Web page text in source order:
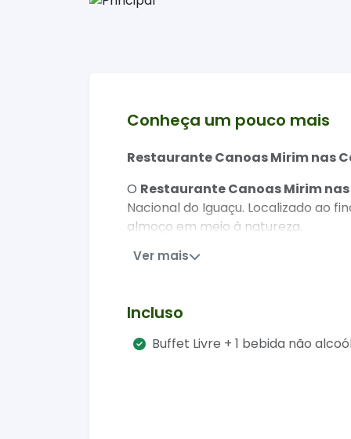
Conheça um pouco mais
Restaurante Canoas Mirim nas
O Restaurante Canoas Mirim
Nacional do Iguaçu. Localizado ao
almoço em meio à natureza.
O que está incluso no almoço?
Buffet livre completo
1 bebida não alcoólica
O cardápio é inspirado na culinária
Ver mais
Incluso
Buffet Livre + 1 bebida não